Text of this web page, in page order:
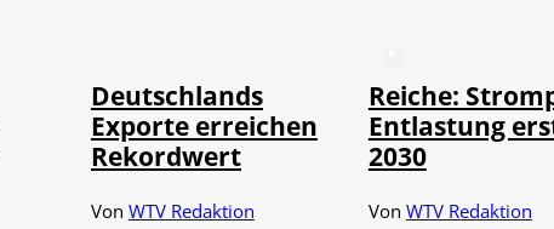
Deutschlands
Exporte erreichen
Rekordwert
Von WTV Redaktion
Reiche:
Entlastung
2030
Von WTV Redaktion